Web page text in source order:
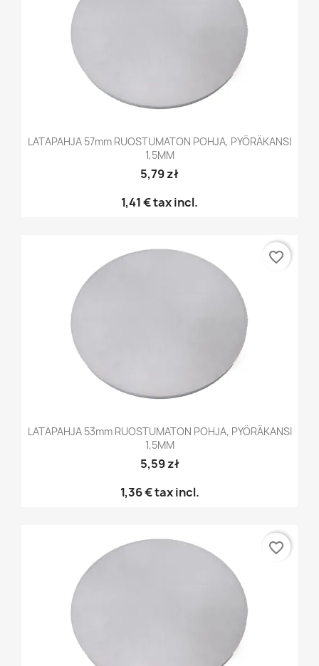
LATAPAHJA 57mm RUOSTUMATON POHJA, PYÖRÄKANSI
1,5MM
5,79 zł
1,41 €tax incl.
LATAPAHJA 53mm RUOSTUMATON POHJA, PYÖRÄKANSI
1,5MM
5,59 zł
1,36 €tax incl.
favorite_border
favorite_border